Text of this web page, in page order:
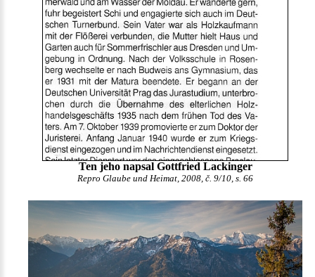
Ten jeho napsal Gottfried Lackinger
Repro Glaube und Heimat, 2008, č. 9/10, s. 66